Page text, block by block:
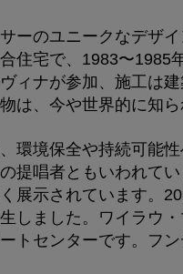
ーのユニークなデザ
住宅で、1983〜1985
ィナが参加、施工は
は、今や世界的に知ら
環境保全や持続可能
提唱者ともいわれて
展示されています。
しました。ワイラウ
トセンターです。フ